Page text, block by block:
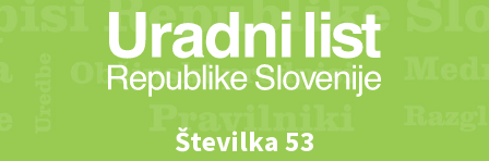
Številka 53